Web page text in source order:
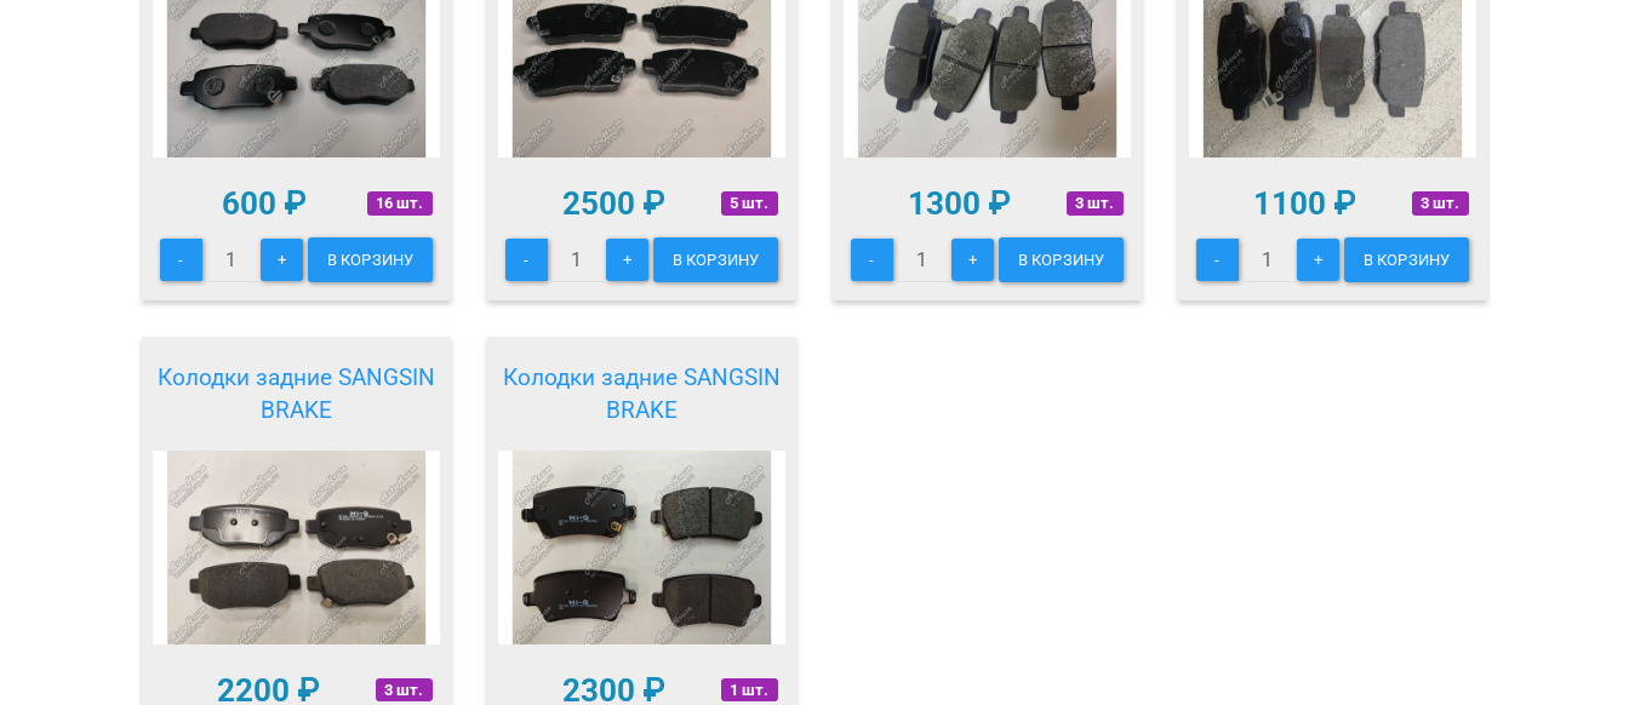
16 шт.
600 ₽
- + В КОРЗИНУ
5 шт.
2500 ₽
- + В КОРЗИНУ
3 шт.
1300 ₽
- + В КОРЗИНУ
3 шт.
1100 ₽
- + В КОРЗИНУ
Колодки задние SANGSIN
BRAKE
3 шт.
2200 ₽
Колодки задние SANGSIN
BRAKE
1 шт.
2300 ₽